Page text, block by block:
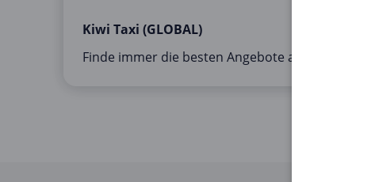
Kiwi Taxi (GLOBAL)
Finde immer die besten Angebote auf kiwitaxi.com